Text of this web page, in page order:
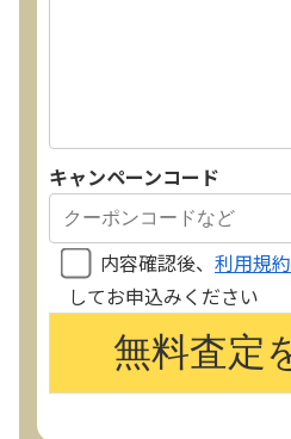
キャンペーンコード
内容確認後、 利用規約
してお申込みください